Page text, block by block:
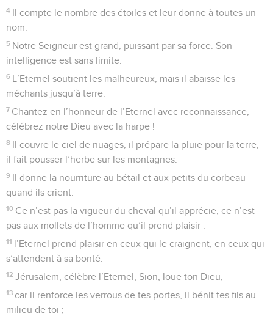
4 Il compte le nombre des étoiles et leur donne à toutes un
nom.
5 Notre Seigneur est grand, puissant par sa force. Son
intelligence est sans limite.
6 L’Eternel soutient les malheureux, mais il abaisse les
méchants jusqu’à terre.
7 Chantez en l’honneur de l’Eternel avec reconnaissance,
célébrez notre Dieu avec la harpe !
8 Il couvre le ciel de nuages, il prépare la pluie pour la terre,
il fait pousser l’herbe sur les montagnes.
9 Il donne la nourriture au bétail et aux petits du corbeau
quand ils crient.
10 Ce n’est pas la vigueur du cheval qu’il apprécie, ce n’est
pas aux mollets de l’homme qu’il prend plaisir :
11 l’Eternel prend plaisir en ceux qui le craignent, en ceux qui
s’attendent à sa bonté.
12 Jérusalem, célèbre l’Eternel, Sion, loue ton Dieu,
13 car il renforce les verrous de tes portes, il bénit tes fils au
milieu de toi ;